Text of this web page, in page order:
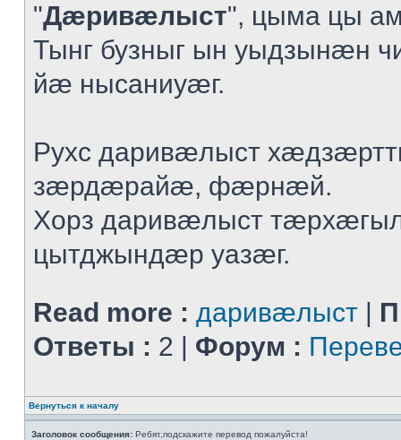
"Дæривæлыст", цыма цы
Тынг бузныг ын уыдзынæн
йæ нысаниуæг.
Рухс даривæлыст
зæрдæрайæ, фæрнæй.
Хорз даривæлыст
цытджындæр уазæг.
Read more : даривæлыст |
Ответы : 2 | Форум :
Вернуться к началу
Заголовок сообщения: Ребят,подскажите перевод пожалуйста!